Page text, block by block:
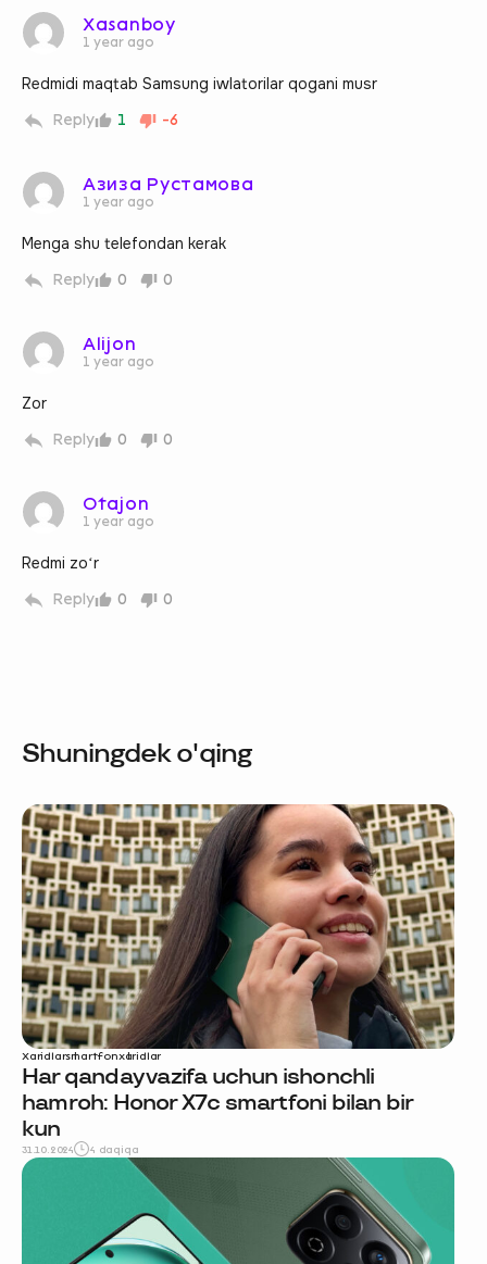
Xasanboy
1 year ago
Redmidi maqtab Samsung iwlatorilar qogani musr
1 -6
Reply
Азиза Рустамова
1 year ago
Menga shu telefondan kerak
0 0
Reply
Alijon
1 year ago
Zor
0 0
Reply
Otajon
1 year ago
Redmi zoʻr
0 0
Reply
Shuningdek o'qing
Xaridlarsmartfonxaridlar
Har qanday vazifa uchun ishonchli
hamroh: Honor X7c smartfoni bilan bir
kun
31.10.2024 4 daqiqa